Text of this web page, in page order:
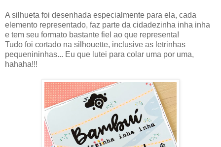
A silhueta foi desenhada especialmente para ela, cada
elemento representado, faz parte da cidadezinha inha inha
e tem seu formato bastante fiel ao que representa!
Tudo foi cortado na silhouette, inclusive as letrinhas
pequenininhas... Eu que lutei para colar uma por uma,
hahaha!!!